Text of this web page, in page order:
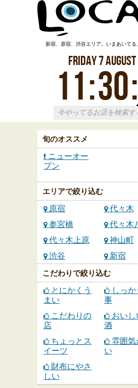
新宿、原宿、渋谷エリア。いまあいてる
Friday7August
11:30:
旬のオススメ
ニューオー
プン
エリアで絞り込む
原宿
代々木
参宮橋
代々木
代々木上原
神山町
渋谷
新宿
こだわりで絞り込む
とにかくう
まい
しっか
事
こだわりの
店
おいし
酒
ちょっとス
イーツ
雰囲気
い
財布にやさ
しい